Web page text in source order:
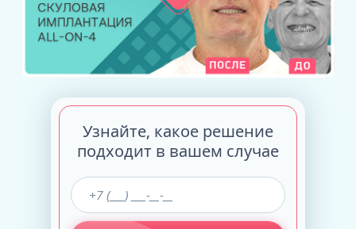
Узнайте, какое решение
подходит в вашем случае